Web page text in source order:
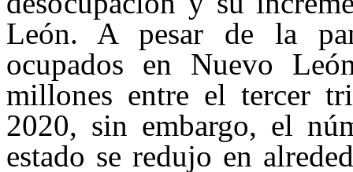
León. A pesar de la
ocupados en Nuevo
millones entre el tercer
2020, sin embargo, el
estado se redujo en